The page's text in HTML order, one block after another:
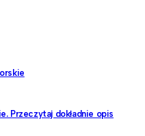
Przeczytaj dokładnie opis